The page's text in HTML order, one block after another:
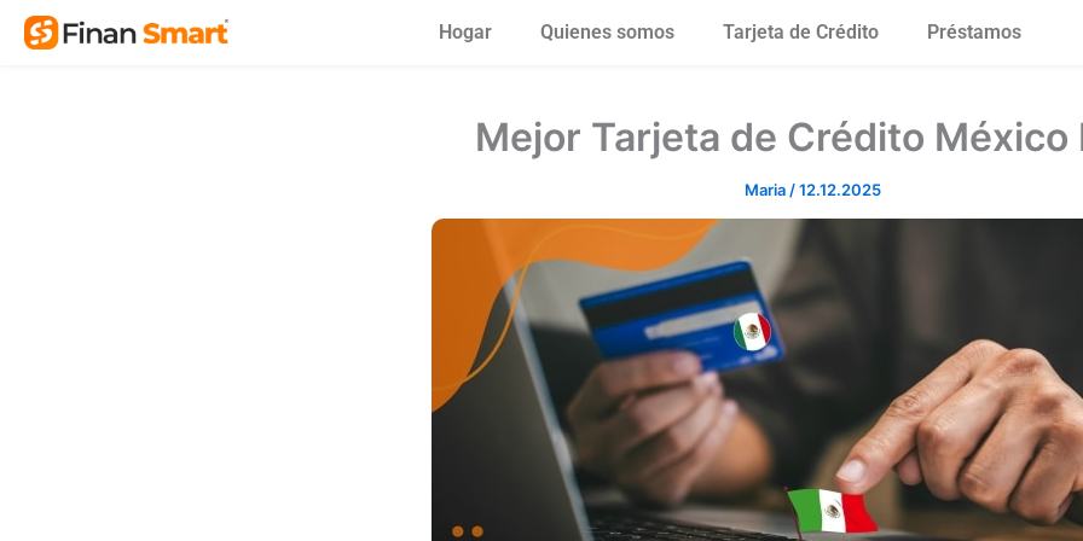
Skip
Hogar Quienes somos Tarjeta de Crédito Préstamos
Mejor Tarjeta de Crédito México
Maria /12.12.2025